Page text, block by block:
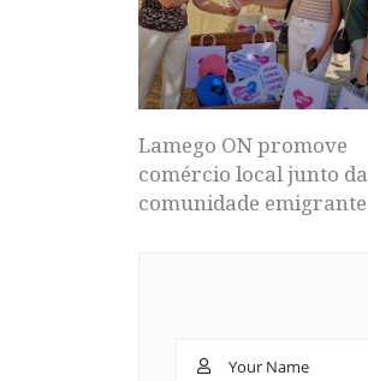
Lamego ON promove
comércio local junto da
comunidade emigrante